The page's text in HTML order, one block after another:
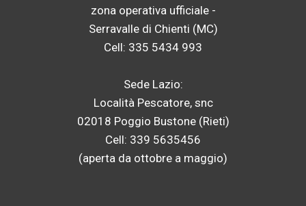
zona operativa ufficiale -
Serravalle di Chienti (MC)
Cell: 335 5434 993
Sede Lazio:
Località Pescatore, snc
02018 Poggio Bustone (Rieti)
Cell: 339 5635456
(aperta da ottobre a maggio)